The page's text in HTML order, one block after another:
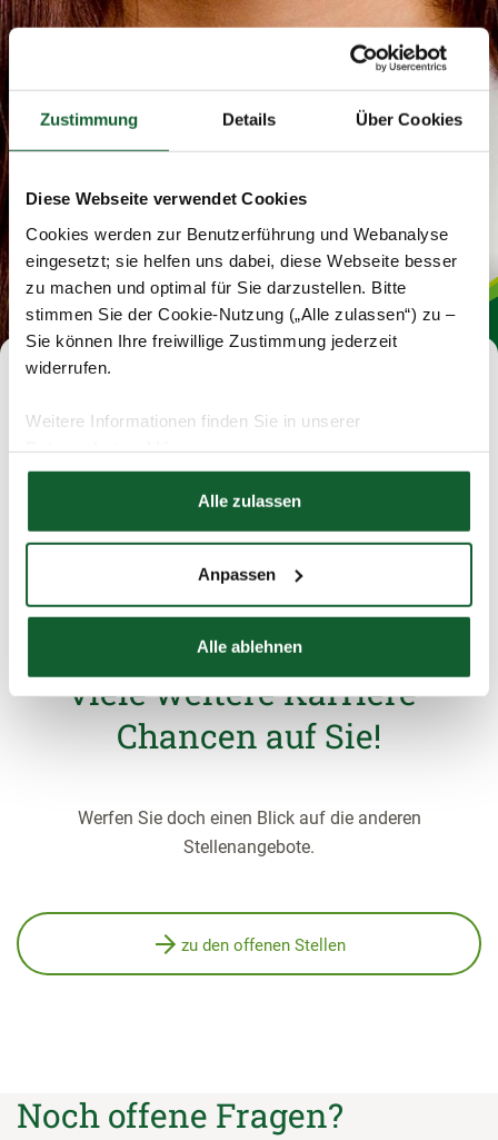
Zustimmung Details Über Cookies
Diese Webseite verwendet Cookies
Cookies werden zur Benutzerführung und Webanalyse
eingesetzt; sie helfen uns dabei, diese Webseite besser
zu machen und optimal für Sie darzustellen. Bitte
stimmen Sie der Cookie-Nutzung („Alle zulassen“) zu –
Sie können Ihre freiwillige Zustimmung jederzeit
widerrufen.
Weitere Informationen finden Sie in unserer
Hier finden Sie unserImpressum
Alle zulassen
Anpassen
Alle ablehnen
Schade, diese Stelle ist schon
vergeben.
Aber keine Sorge, im
Steuerring warten noch
viele weitere Karriere-
Chancen auf Sie!
Werfen Sie doch einen Blick auf die anderen
Stellenangebote.
zu den offenen Stellen
Noch offene Fragen?